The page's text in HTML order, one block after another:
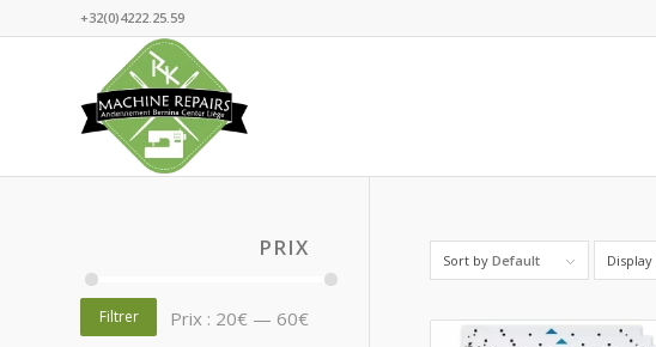
+32(0)4222.25.59
Sort by Default Display
PRIX
Filtrer Prix : 20€ — 60€